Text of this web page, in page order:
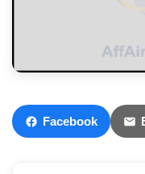
Facebook